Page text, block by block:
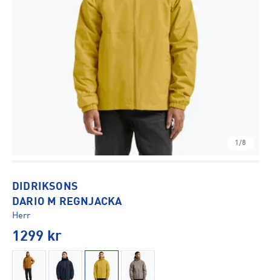
1/8
DIDRIKSONS
DARIO M REGNJACKA
Herr
1299 kr